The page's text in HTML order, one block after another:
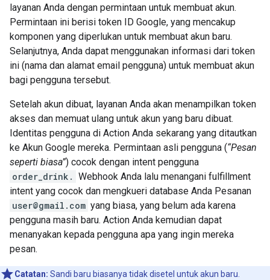
layanan Anda dengan permintaan untuk membuat akun.
Permintaan ini berisi token ID Google, yang mencakup
komponen yang diperlukan untuk membuat akun baru.
Selanjutnya, Anda dapat menggunakan informasi dari token
ini (nama dan alamat email pengguna) untuk membuat akun
bagi pengguna tersebut.
Setelah akun dibuat, layanan Anda akan menampilkan token
akses dan memuat ulang untuk akun yang baru dibuat.
Identitas pengguna di Action Anda sekarang yang ditautkan
ke Akun Google mereka. Permintaan asli pengguna (“Pesan
seperti biasa”) cocok dengan intent pengguna
order_drink. Webhook Anda lalu menangani fulfillment
intent yang cocok dan mengkueri database Anda Pesanan
user@gmail.com yang biasa, yang belum ada karena
pengguna masih baru. Action Anda kemudian dapat
menanyakan kepada pengguna apa yang ingin mereka
pesan.
Catatan: Sandi baru biasanya tidak disetel untuk akun baru.